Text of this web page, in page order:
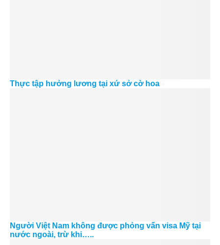
Thực tập hưởng lương tại xứ sở cờ hoa
Người Việt Nam không được phỏng vấn visa Mỹ tại
nước ngoài, trừ khi…..